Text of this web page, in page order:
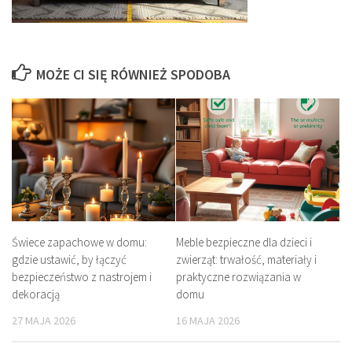
MOŻE CI SIĘ RÓWNIEŻ SPODOBA
Świece zapachowe w domu:
gdzie ustawić, by łączyć
bezpieczeństwo z nastrojem i
dekoracją
27 MAJA 2026
Meble bezpieczne dla dzieci i
zwierząt: trwałość, materiały i
praktyczne rozwiązania w
domu
16 MAJA 2026